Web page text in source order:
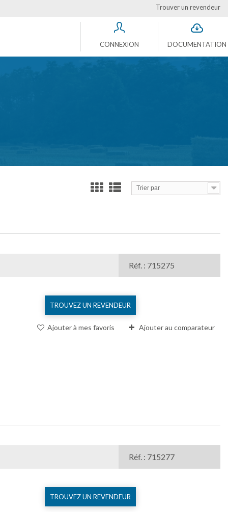
Trouver un revendeur
CONNEXION DOCUMENTATION
Trier par
Réf. : 715275
TROUVEZ UN REVENDEUR
Ajouter à mes favoris Ajouter au comparateur
Réf. : 715277
TROUVEZ UN REVENDEUR